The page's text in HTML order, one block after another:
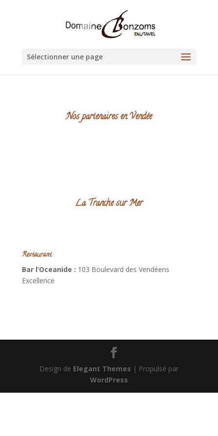
Sélectionner une page
Nos partenaires en Vendée
La Tranche sur Mer
Restaurant
Bar l’Oceanide : 103 Boulevard des Vendéens
Excellence
Design de Elegant Themes | Propulsé par
WordPress